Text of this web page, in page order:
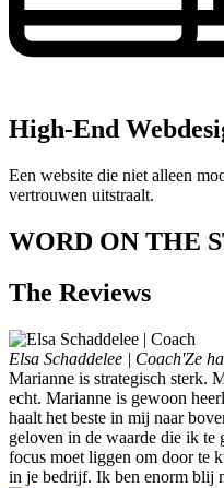
High-End
Een website die niet alleen
vertrouwen uitstraalt.
WORD ON THE
The Reviews
Elsa Schaddelee | Coach'Ze
Marianne is strategisch sterk.
echt. Marianne is gewoon
haalt het beste in mij naar
geloven in de waarde die ik te
focus moet liggen om door te
in je bedrijf. Ik ben enorm blij